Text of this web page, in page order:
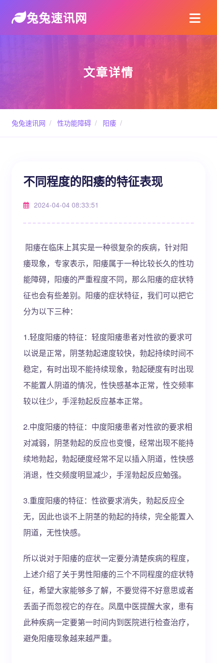
兔兔速讯网
文章详情
兔兔速讯网 / 性功能障碍 / 阳痿 /
不同程度的阳痿的特征表现
2024-04-04 08:33:51
阳痿在临床上其实是一种很复杂的疾病，针对阳
痿现象，专家表示，阳痿属于一种比较长久的性功
能障碍，阳痿的严重程度不同，那么阳痿的症状特
征也会有些差别。阳痿的症状特征，我们可以把它
分为以下三种：
1.轻度阳痿的特征：轻度阳痿患者对性欲的要求可
以说是正常，阴茎勃起速度较快，勃起持续时间不
稳定，有时出现不能持续现象，勃起硬度有时出现
不能置人阴道的情况，性快感基本正常，性交频率
较以往少，手淫勃起反应基本正常。
2.中度阳痿的特征：中度阳痿患者对性欲的要求相
对减弱，阴茎勃起的反应也变慢，经常出现不能持
续地勃起，勃起硬度经常不足以插入阴道，性快感
消退，性交频度明显减少，手淫勃起反应勉强。
3.重度阳痿的特征：性欲要求消失，勃起反应全
无，因此也谈不上阴茎的勃起的持续，完全能置入
阴道，无性快感。
所以说对于阳痿的症状一定要分清楚疾病的程度，
上述介绍了关于男性阳痿的三个不同程度的症状特
征，希望大家能够多了解，不要觉得不好意思或者
丢面子而忽视它的存在。凤凰中医提醒大家，患有
此种疾病一定要第一时间内到医院进行检查治疗，
避免阳痿现象越来越严重。